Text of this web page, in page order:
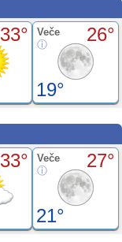
33° Veče 26°
19°
33° Veče 27°
21°